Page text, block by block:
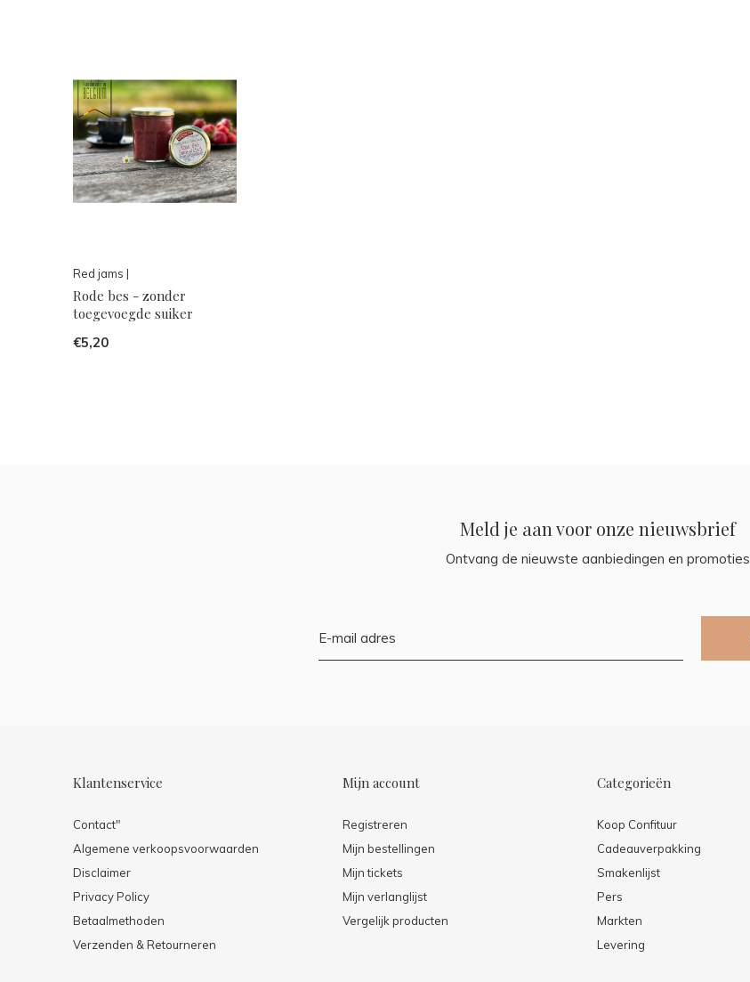
Red jams |
Rode bes - zonder
toegevoegde suiker
€5,20
Meld je aan voor onze nieuwsbrief
Ontvang de nieuwste aanbiedingen en promoties
Klantenservice
Contact"
Algemene verkoopsvoorwaarden
Disclaimer
Privacy Policy
Betaalmethoden
Verzenden & Retourneren
Mijn account
Registreren
Mijn bestellingen
Mijn tickets
Mijn verlanglijst
Vergelijk producten
Categorieën
Koop Confituur
Cadeauverpakking
Smakenlijst
Pers
Markten
Levering